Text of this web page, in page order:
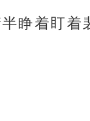
睁着盯着